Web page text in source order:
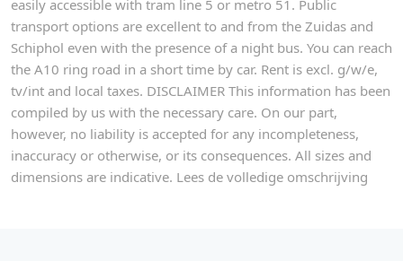
easily accessible with tram line 5 or metro 51. Public
transport options are excellent to and from the Zuidas and
Schiphol even with the presence of a night bus. You can reach
the A10 ring road in a short time by car. Rent is excl. g/w/e,
tv/int and local taxes. DISCLAIMER This information has been
compiled by us with the necessary care. On our part,
however, no liability is accepted for any incompleteness,
inaccuracy or otherwise, or its consequences. All sizes and
dimensions are indicative. Lees de volledige omschrijving